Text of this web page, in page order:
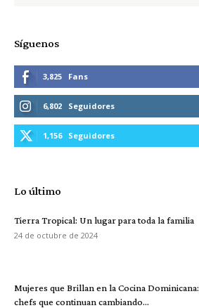
Síguenos
3,825 Fans
6,802 Seguidores
1,156 Seguidores
Lo último
Tierra Tropical: Un lugar para toda la familia
24 de octubre de 2024
Mujeres que Brillan en la Cocina Dominicana:
chefs que continuan cambiando...